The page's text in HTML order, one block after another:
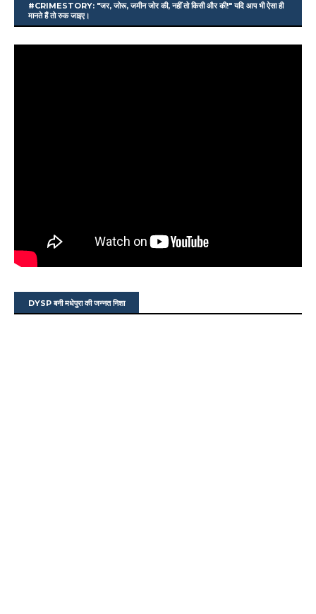
#CRIMESTORY: "जर, जोरू, जमीन जोर की, नहीं तो किसी और की!" यदि आप भी ऐसा ही
मानते हैं तो रुक जाइए।
DYSP बनी मधेपुरा की जन्नत निशा